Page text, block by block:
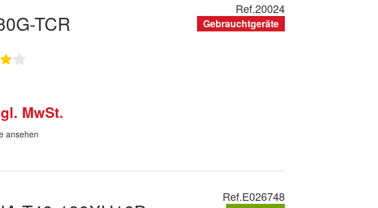
TCR
MwSt.
ansehen
Ref.20024
Gebrauchtgeräte
Ref.E026748